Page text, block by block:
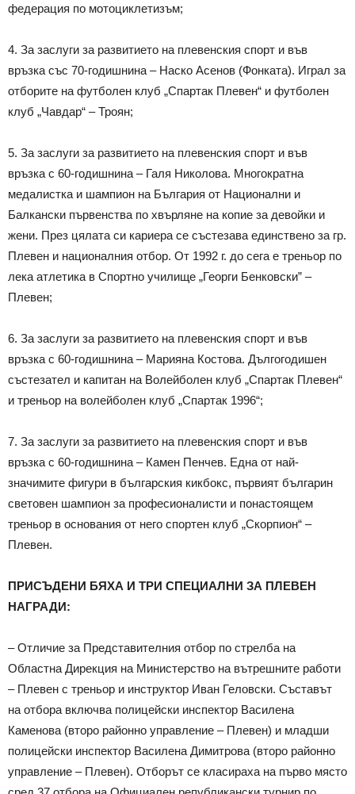
федерация по мотоциклетизъм;
4. За заслуги за развитието на плевенския спорт и във
връзка със 70-годишнина – Наско Асенов (Фонката). Играл за
отборите на футболен клуб „Спартак Плевен“ и футболен
клуб „Чавдар“ – Троян;
5. За заслуги за развитието на плевенския спорт и във
връзка с 60-годишнина – Галя Николова. Многократна
медалистка и шампион на България от Национални и
Балкански първенства по хвърляне на копие за девойки и
жени. През цялата си кариера се състезава единствено за гр.
Плевен и националния отбор. От 1992 г. до сега е треньор по
лека атлетика в Спортно училище „Георги Бенковски” –
Плевен;
6. За заслуги за развитието на плевенския спорт и във
връзка с 60-годишнина – Марияна Костова. Дългогодишен
състезател и капитан на Волейболен клуб „Спартак Плевен“
и треньор на волейболен клуб „Спартак 1996“;
7. За заслуги за развитието на плевенския спорт и във
връзка с 60-годишнина – Камен Пенчев. Една от най-
значимите фигури в българския кикбокс, първият българин
световен шампион за професионалисти и понастоящем
треньор в основания от него спортен клуб „Скорпион“ –
Плевен.
ПРИСЪДЕНИ БЯХА И ТРИ СПЕЦИАЛНИ ЗА ПЛЕВЕН
НАГРАДИ:
– Отличие за Представителния отбор по стрелба на
Областна Дирекция на Министерство на вътрешните работи
– Плевен с треньор и инструктор Иван Геловски. Съставът
на отбора включва полицейски инспектор Василена
Каменова (второ районно управление – Плевен) и младши
полицейски инспектор Василена Димитрова (второ районно
управление – Плевен). Отборът се класираха на първо място